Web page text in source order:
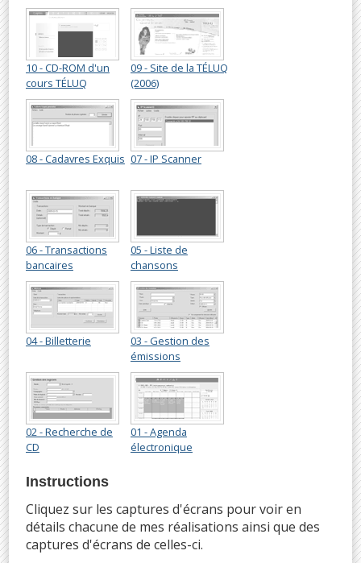
10 - CD-ROM d'un
cours TÉLUQ
09 - Site de la TÉLUQ
(2006)
08 - Cadavres Exquis 07 - IP Scanner
06 - Transactions
bancaires
05 - Liste de
chansons
04 - Billetterie
03 - Gestion des
émissions
02 - Recherche de
CD
01 - Agenda
électronique
Instructions
Cliquez sur les captures d'écrans pour voir en
détails chacune de mes réalisations ainsi que des
captures d'écrans de celles-ci.